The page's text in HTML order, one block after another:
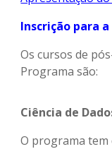
Inscrição para
Os cursos de
Programa são:
Ciência de
O programa